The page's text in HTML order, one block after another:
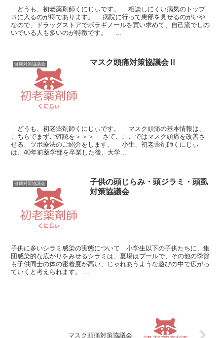
どうも、初老薬剤師くにじぃです。 相談しにくい病気のトップ
３に入るのが痔であります。 病院に行って患部を見せるのがいや
なので、ドラッグストアでボラギノールを買い求めて、自己流でしの
いでいる人も多いのが特徴です。 ...
健康対策協議会 マスク頭痛対策協議会Ⅱ
どうも、初老薬剤師くにじぃです。 マスク頭痛の基本情報は、
こちらでまずご確認を＞＞＞ さて、ここではマスク頭痛を改善さ
せる、ツボ療法のご紹介をします。 小生、初老薬剤師くにじぃ
は、40年前薬学部を卒業した後、大学...
健康対策協議会
子供の頭じらみ・頭ジラミ・頭虱
対策協議会
子供に多いシラミ感染の実態について 小学生以下の子供たちに、集
団感染的な広がりをみせるシラミは、夏場はプールで、その他の季節
も子供同士の体の密着度が高い、じゃれあうような遊びの中で広がっ
ていくと考えられます。 ...
マスク頭痛対策協議会